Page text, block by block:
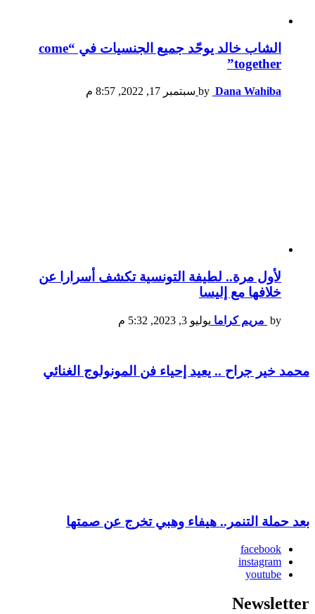
الشاب خالد يوحّد جميع الجنسيات في “come
together”
by Dana Wahiba سبتمبر 17, 2022, 8:57 م
لأول مرة.. لطيفة التونسية تكشف أسرارا عن
خلافها مع إليسا
by مريم كراما يوليو 3, 2023, 5:32 م
محمد خير جراح .. يعيد إحياء فن المونولوج الغنائي
بعد حملة التنمر.. هيفاء وهبي تخرج عن صمتها
facebook
instagram
youtube
Newsletter